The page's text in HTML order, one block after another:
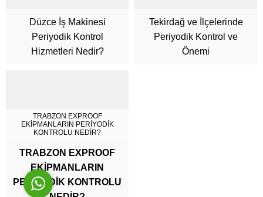
Düzce İş Makinesi
Periyodik Kontrol
Hizmetleri Nedir?
Tekirdağ ve İlçelerinde
Periyodik Kontrol ve
Önemi
TRABZON EXPROOF
EKİPMANLARIN PERİYODİK
KONTROLU NEDİR?
TRABZON EXPROOF
EKİPMANLARIN
PERİYODİK KONTROLU
Cüneyt Bey
Cevap Yaz